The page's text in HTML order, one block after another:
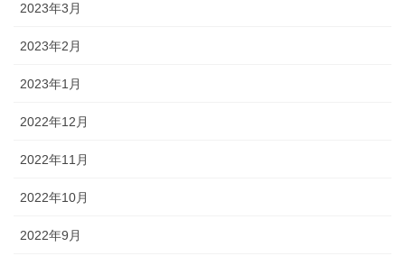
2023年3月
2023年2月
2023年1月
2022年12月
2022年11月
2022年10月
2022年9月